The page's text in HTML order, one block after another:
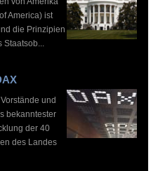
America) ist
die Prinzipien
und
bekanntester
der 40
des Landes